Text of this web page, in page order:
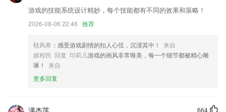
4.一课一练，小学英语王牌教辅听说练习，让2265英语孩子再提高！
5.·专业试题，轻松考证
老福特网页版更新了什么?
小部件增加背景和字体颜色设置
支持创建行内页面&行内引用页面
到应用商店进行打分评论，说出您的使用经历，以帮助我们更好的对产品
游戏的技能系统设计精妙，每个技能都有不同的效果和策略！
2026-08-06 22:46 推荐
嵇风希 ：感受游戏剧情的扣人心弦，沉浸其中！
来自
姬程民 回复 印莉儿游戏的画风非常唯美，每一个细节都被精心雕
琢！
来自
更多回复
664
满杰莲